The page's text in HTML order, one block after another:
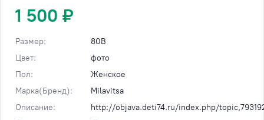
1 500 ₽
Размер:
80В
Цвет:
фото
Пол:
Женское
Марка(Бренд):
Milavitsa
Описание:
http://objava.deti74.ru/index.php/